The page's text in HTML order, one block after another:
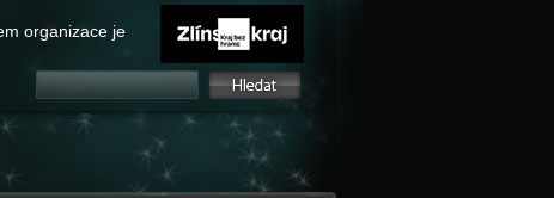
organizace je